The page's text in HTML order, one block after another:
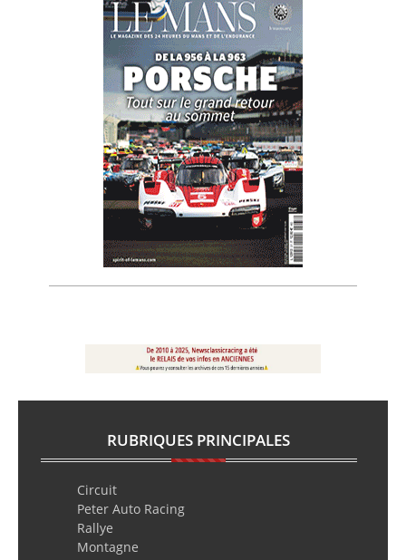
RUBRIQUES PRINCIPALES
Circuit
Peter Auto Racing
Rallye
Montagne